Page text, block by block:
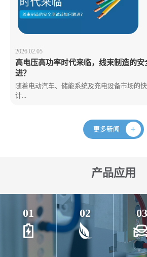
2026.02.05
高电压高功率时代来临，线束制造的安
进？
随着电动汽车、储能系统及充电设备市场的
计...
更多新闻
产品应用
01 02 03